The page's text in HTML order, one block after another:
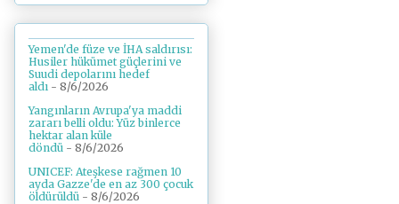
Yemen'de füze ve İHA saldırısı:
Husiler hükümet güçlerini ve
Suudi depolarını hedef
aldı - 8/6/2026
Yangınların Avrupa'ya maddi
zararı belli oldu: Yüz binlerce
hektar alan küle
döndü - 8/6/2026
UNICEF: Ateşkese rağmen 10
ayda Gazze'de en az 300 çocuk
öldürüldü - 8/6/2026